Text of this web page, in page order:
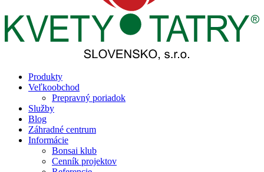
Produkty
Veľkoobchod
Prepravný poriadok
Služby
Blog
Záhradné centrum
Informácie
Bonsai klub
Cenník projektov